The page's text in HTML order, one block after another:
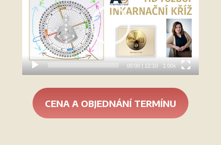
00:00 | 12:10 1.00x
CENA A OBJEDNÁNÍ TERMÍNU